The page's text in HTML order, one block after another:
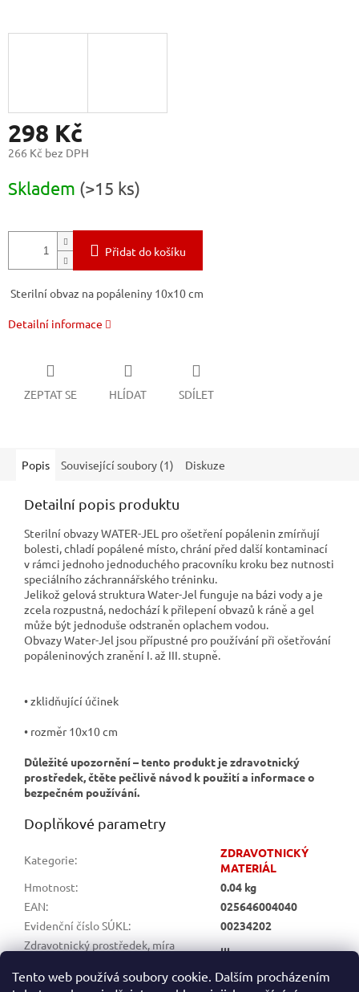
Tento web používá soubory cookie. Dalším procházením
298 Kč
266 Kč bez DPH
cena:
Skladem (>15 ks)
Přidat do košíku
Sterilní obvaz na popáleniny 10x10 cm
Detailní informace
ZEPTAT SE HLÍDAT SDÍLET
Popis Související soubory (1) Diskuze
Detailní popis produktu
Sterilní obvazy WATER-JEL pro ošetření popálenin zmírňují
bolesti, chladí popálené místo, chrání před další kontaminací
v rámci jednoho jednoduchého pracovníku kroku bez nutnosti
speciálního záchrannářského tréninku.
Jelikož gelová struktura Water-Jel funguje na bázi vody a je
zcela rozpustná, nedochází k přilepení obvazů k ráně a gel
může být jednoduše odstraněn oplachem vodou.
Obvazy Water-Jel jsou přípustné pro používání při ošetřování
popáleninových zranění I. až III. stupně.
• zklidňující účinek
• rozměr 10x10 cm
Důležité upozornění – tento produkt je zdravotnický
prostředek, čtěte pečlivě návod k použití a informace o
bezpečném používání.
Doplňkové parametry
Kategorie:
ZDRAVOTNICKÝ
MATERIÁL
Hmotnost:
0.04 kg
EAN:
025646004040
Evidenční číslo SÚKL :
00234202
Zdravotnický prostředek, míra
llb